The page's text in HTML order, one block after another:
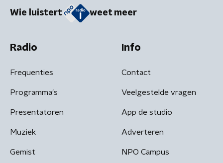
Wie luistert weet meer
Radio
Frequenties
Programma's
Presentatoren
Muziek
Gemist
Info
Contact
Veelgestelde vragen
App de studio
Adverteren
NPO Campus